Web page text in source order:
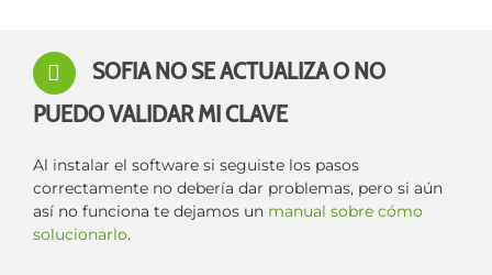
SOFIA NO SE ACTUALIZA O NO
PUEDO VALIDAR MI CLAVE
Al instalar el software si seguiste los pasos
correctamente no debería dar problemas, pero si aún
así no funciona te dejamos un manual sobre cómo
solucionarlo.